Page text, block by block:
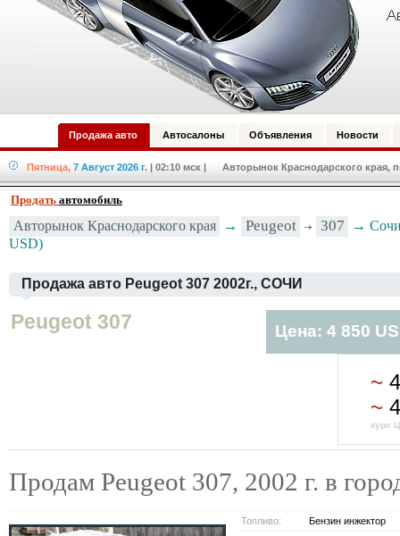
Продажа авто Автосалоны Объявления Новости
Пятница, 7 Август 2026 г. | 02:10 мск | Авторынок Краснодарского края,
Продать автомобиль
Авторынок Краснодарского края → Peugeot 307
→
USD)
Продажа авто Peugeot 307 2002г., СОЧИ
Peugeot 307 Цена: 4 850
~
~
курс
Продам Peugeot 307, 2002 г. в
Топливо: Бензин инжектор